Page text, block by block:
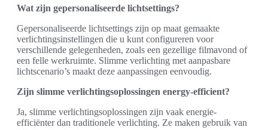
Wat zijn gepersonaliseerde lichtsettings?
Gepersonaliseerde lichtsettings zijn op maat gemaakte
verlichtingsinstellingen die u kunt configureren voor
verschillende gelegenheden, zoals een gezellige filmavond of
een felle werkruimte. Slimme verlichting met aanpasbare
lichtscenario’s maakt deze aanpassingen eenvoudig.
Zijn slimme verlichtingsoplossingen energy-efficient?
Ja, slimme verlichtingsoplossingen zijn vaak energie-
efficiënter dan traditionele verlichting. Ze maken gebruik van